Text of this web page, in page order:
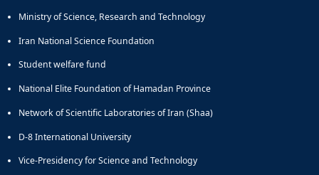
Ministry of Science, Research and Technology
Iran National Science Foundation
Student welfare fund
National Elite Foundation of Hamadan Province
Network of Scientific Laboratories of Iran (Shaa)
D-8 International University
Vice-Presidency for Science and Technology